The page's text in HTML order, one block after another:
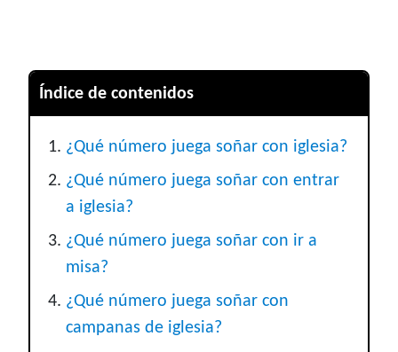
Índice de contenidos
¿Qué número juega soñar con iglesia?
¿Qué número juega soñar con entrar
a iglesia?
¿Qué número juega soñar con ir a
misa?
¿Qué número juega soñar con
campanas de iglesia?